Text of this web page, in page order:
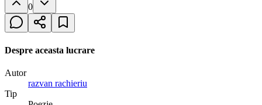
0
Despre aceasta lucrare
Autor
razvan rachieriu
Tip